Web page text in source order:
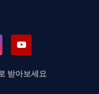
받아보세요